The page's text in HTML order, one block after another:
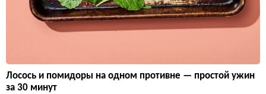
Лосось и помидоры на одном противне — простой ужин
за 30 минут